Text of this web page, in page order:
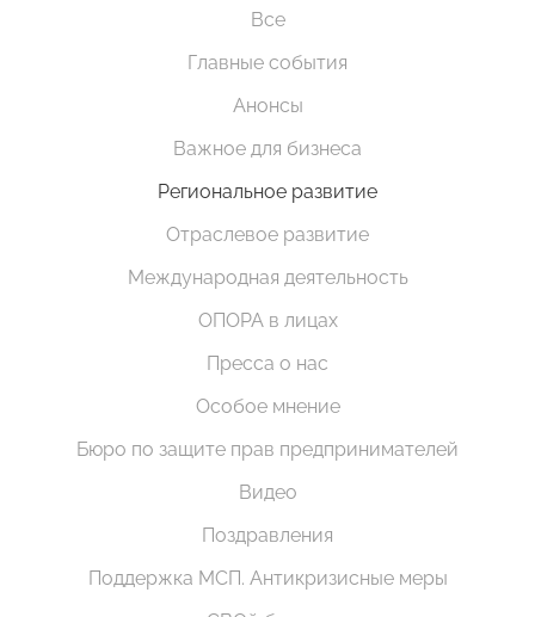
Все
Главные события
Анонсы
Важное для бизнеса
Региональное развитие
Отраслевое развитие
Международная деятельность
ОПОРА в лицах
Пресса о нас
Особое мнение
Бюро по защите прав предпринимателей
Видео
Поздравления
Поддержка МСП. Антикризисные меры